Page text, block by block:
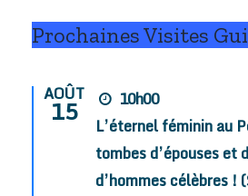
Prochaines Visites
AOÛT
15
10h00
L’éternel féminin au
tombes d’épouses et
d’hommes célèbres !